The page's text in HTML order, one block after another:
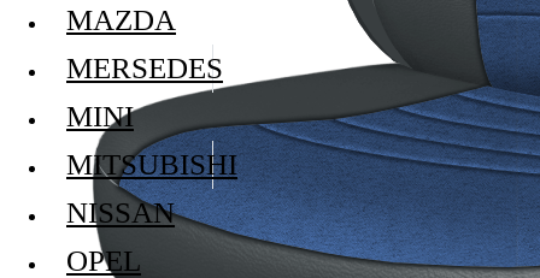
MAZDA
MERSEDES
MINI
MITSUBISHI
NISSAN
OPEL